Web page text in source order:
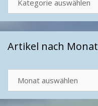
Artikel nach Monat
nach
Monat